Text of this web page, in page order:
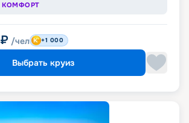
КОМФОРТ
₽ /чел +1 000
Выбрать круиз